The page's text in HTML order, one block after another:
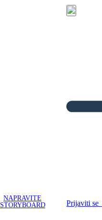
NAPRAVITE
STORYBOARD
Prijaviti se